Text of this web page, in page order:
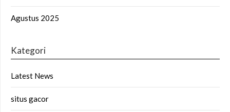
Agustus 2025
Kategori
Latest News
situs gacor